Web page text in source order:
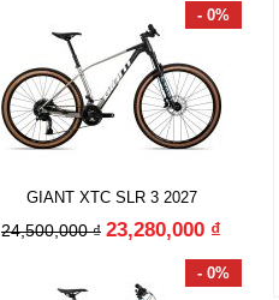
- 0%
GIANT XTC SLR 3 2027
24,500,000 ₫ 23,280,000 ₫
- 0%